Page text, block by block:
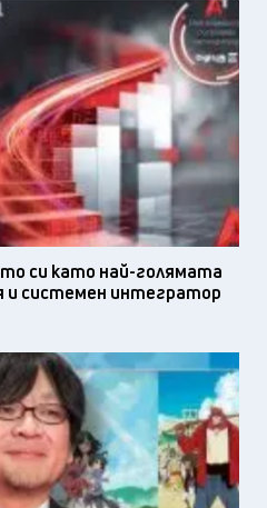
си като най-голямата
и системен интегратор